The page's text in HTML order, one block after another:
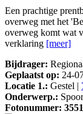
Een prachtige
overweg met het
overweg komt wat
verklaring [meer]
Bijdrager:
Geplaatst op: 24-
Locatie 1.: Gestel |
Onderwerp.:
Fotonummer: